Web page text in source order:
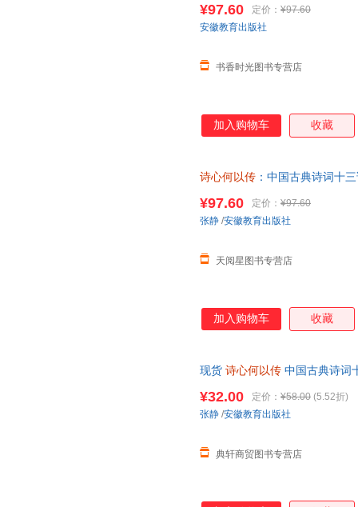
¥97.60 定价： ¥97.60
书香时光图书专营店
安徽教育出版社
加入购物车 收藏
诗心何以传 ：中国古典诗词十
¥97.60 定价： ¥97.60
天阅星图书专营店
张静 /安徽教育出版社
加入购物车 收藏
现货 诗心何以传 中国古典诗词
¥32.00 定价： ¥58.00 (5.52折)
典轩商贸图书专营店
张静 /安徽教育出版社